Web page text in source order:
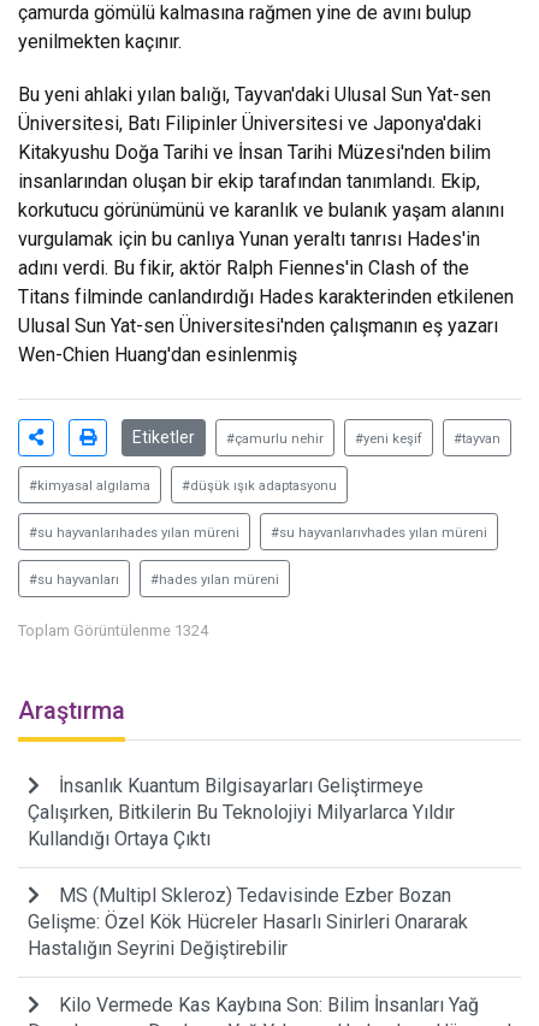
çamurda gömülü kalmasına rağmen yine de avını bulup
yenilmekten kaçınır.
Bu yeni ahlaki yılan balığı, Tayvan'daki Ulusal Sun Yat-sen
Üniversitesi, Batı Filipinler Üniversitesi ve Japonya'daki
Kitakyushu Doğa Tarihi ve İnsan Tarihi Müzesi'nden bilim
insanlarından oluşan bir ekip tarafından tanımlandı. Ekip,
korkutucu görünümünü ve karanlık ve bulanık yaşam alanını
vurgulamak için bu canlıya Yunan yeraltı tanrısı Hades'in
adını verdi. Bu fikir, aktör Ralph Fiennes'in Clash of the
Titans filminde canlandırdığı Hades karakterinden etkilenen
Ulusal Sun Yat-sen Üniversitesi'nden çalışmanın eş yazarı
Wen-Chien Huang'dan esinlenmiş
Etiketler #çamurlu nehir #yeni keşif #tayvan
#kimyasal algılama #düşük ışık adaptasyonu
#su hayvanlarıhades yılan müreni #su hayvanlarıvhades yılan müreni
#su hayvanları #hades yılan müreni
Toplam Görüntülenme 1324
Araştırma
İnsanlık Kuantum Bilgisayarları Geliştirmeye
Çalışırken, Bitkilerin Bu Teknolojiyi Milyarlarca Yıldır
Kullandığı Ortaya Çıktı
MS (Multipl Skleroz) Tedavisinde Ezber Bozan
Gelişme: Özel Kök Hücreler Hasarlı Sinirleri Onararak
Hastalığın Seyrini Değiştirebilir
Kilo Vermede Kas Kaybına Son: Bilim İnsanları Yağ